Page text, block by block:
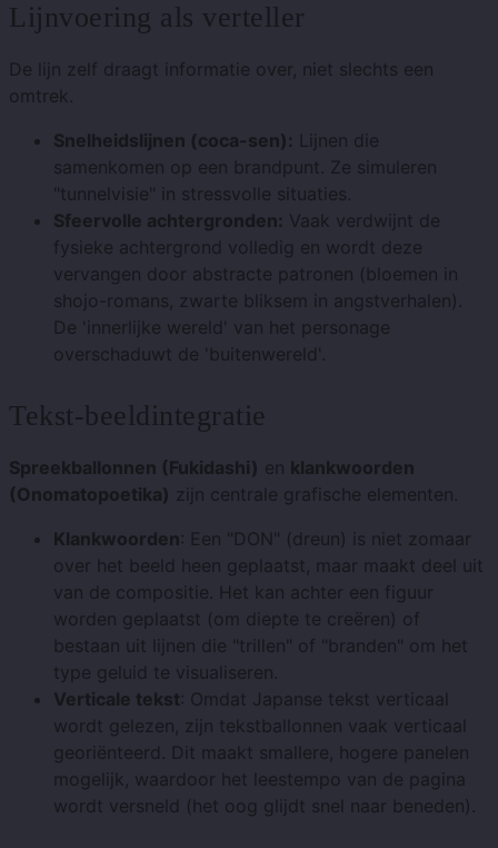
Lijnvoering als verteller
De lijn zelf draagt ​​informatie over, niet slechts een
omtrek.
Snelheidslijnen (coca-sen): Lijnen die
samenkomen op een brandpunt. Ze simuleren
"tunnelvisie" in stressvolle situaties.
Sfeervolle achtergronden: Vaak verdwijnt de
fysieke achtergrond volledig en wordt deze
vervangen door abstracte patronen (bloemen in
shojo-romans, zwarte bliksem in angstverhalen).
De 'innerlijke wereld' van het personage
overschaduwt de 'buitenwereld'.
Tekst-beeldintegratie
Spreekballonnen (Fukidashi) en klankwoorden
(Onomatopoetika) zijn centrale grafische elementen.
Klankwoorden: Een "DON" (dreun) is niet zomaar
over het beeld heen geplaatst, maar maakt deel uit
van de compositie. Het kan achter een figuur
worden geplaatst (om diepte te creëren) of
bestaan ​​uit lijnen die "trillen" of "branden" om het
type geluid te visualiseren.
Verticale tekst: Omdat Japanse tekst verticaal
wordt gelezen, zijn tekstballonnen vaak verticaal
georiënteerd. Dit maakt smallere, hogere panelen
mogelijk, waardoor het leestempo van de pagina
wordt versneld (het oog glijdt snel naar beneden).